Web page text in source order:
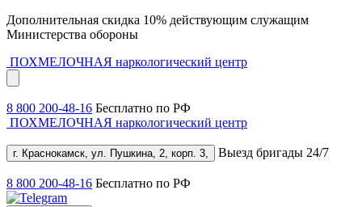
Дополнительная скидка 10% действующим служащим
Министерства обороны
ПОХМЕЛОЧНАЯ наркологический центр
8 800 200-48-16 Бесплатно по РФ
ПОХМЕЛОЧНАЯ наркологический центр
г. Краснокамск, ул. Пушкина, 2, корп. 3, Выезд бригады 24/7
8 800 200-48-16 Бесплатно по РФ